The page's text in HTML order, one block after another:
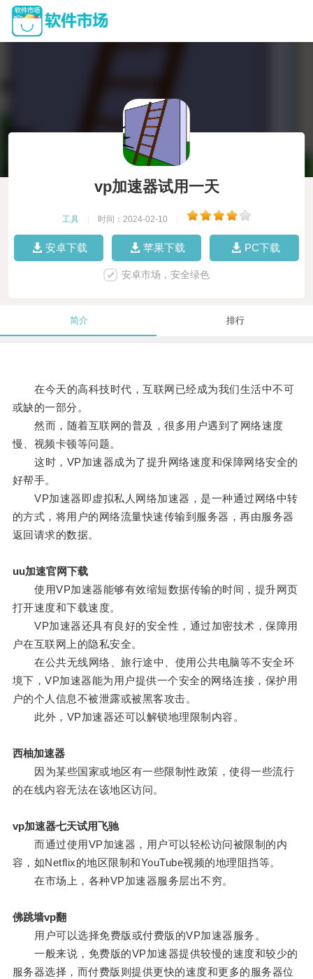
vp加速器试用一天
工具 时间：2024-02-10
安卓下载 苹果下载 PC下载
安卓市场，安全绿色
简介 排行
在今天的高科技时代，互联网已经成为我们生活中不可
或缺的一部分。
然而，随着互联网的普及，很多用户遇到了网络速度
慢、视频卡顿等问题。
这时，VP加速器成为了提升网络速度和保障网络安全的
好帮手。
VP加速器即虚拟私人网络加速器，是一种通过网络中转
的方式，将用户的网络流量快速传输到服务器，再由服务器
返回请求的数据。
uu加速官网下载
使用VP加速器能够有效缩短数据传输的时间，提升网页
打开速度和下载速度。
VP加速器还具有良好的安全性，通过加密技术，保障用
户在互联网上的隐私安全。
在公共无线网络、旅行途中、使用公共电脑等不安全环
境下，VP加速器能为用户提供一个安全的网络连接，保护用
户的个人信息不被泄露或被黑客攻击。
此外，VP加速器还可以解锁地理限制内容。
西柚加速器
因为某些国家或地区有一些限制性政策，使得一些流行
的在线内容无法在该地区访问。
vp加速器七天试用飞驰
而通过使用VP加速器，用户可以轻松访问被限制的内
容，如Netflix的地区限制和YouTube视频的地理阻挡等。
在市场上，各种VP加速器服务层出不穷。
佛跳墙vp翻
用户可以选择免费版或付费版的VP加速器服务。
一般来说，免费版的VP加速器提供较慢的速度和较少的
服务器选择，而付费版则提供更快的速度和更多的服务器位